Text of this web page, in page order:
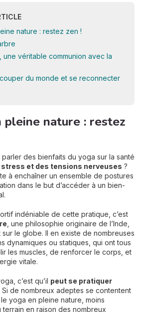
nature : restez zen !
une véritable communion avec la
du monde et se reconnecter
pleine nature : restez
parler des bienfaits du yoga sur la santé
stress et des tensions nerveuses ?
à enchaîner un ensemble de postures
dans le but d’accéder à un bien-
indéniable de cette pratique, c’est
, une philosophie originaire de l’Inde,
le globe. Il en existe de nombreuses
dynamiques ou statiques, qui ont tous
les muscles, de renforcer le corps, et
vitale.
c’est qu’il peut se pratiquer
Si de nombreux adeptes se contentent
yoga en pleine nature, moins
en raison des nombreux